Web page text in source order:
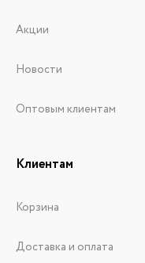
Акции
Новости
Оптовым клиентам
Клиентам
Корзина
Доставка и оплата